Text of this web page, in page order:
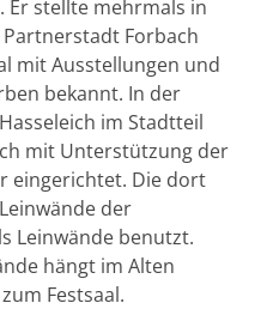
Er stellte mehrmals in
Forbach
mit Ausstellungen und
bekannt. In der
im Stadtteil
mit Unterstützung der
eingerichtet. Die dort
der
Leinwände benutzt.
hängt im Alten
Festsaal.